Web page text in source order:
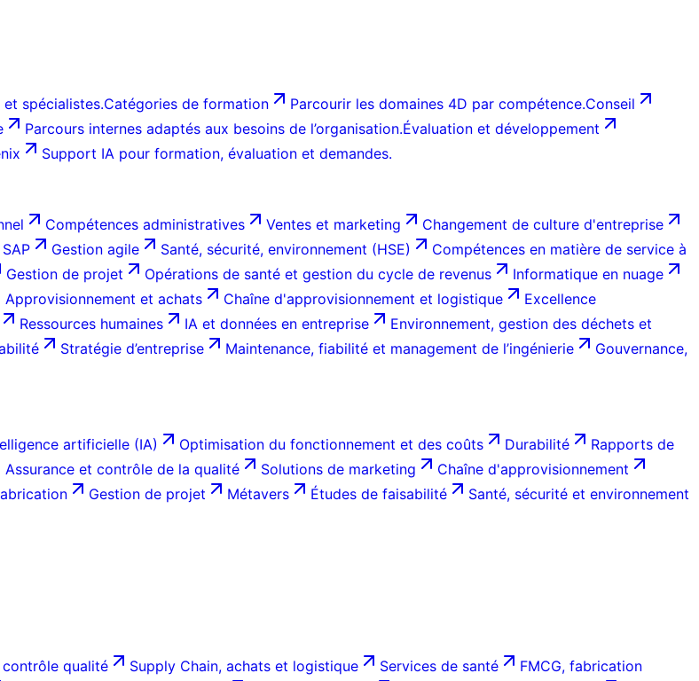
spécialistes.Catégories de formation Parcourir les domaines 4D par compétence.Conseil
Parcours internes adaptés aux besoins de l’organisation.Évaluation et développement
Support IA pour formation, évaluation et demandes.
Compétences administratives Ventes et marketing
Changement de culture d'entreprise
SAP Gestion agile Santé, sécurité, environnement (HSE)
Compétences en matière de service à
Gestion de projet Opérations de santé et gestion du cycle de revenus
Informatique en nuage
Approvisionnement et achats Chaîne d'approvisionnement et logistique
Excellence
Ressources humaines IA et données en entreprise
Environnement, gestion des déchets et
Stratégie d’entreprise Maintenance, fiabilité et management de l’ingénierie
Gouvernance,
artificielle (IA) Optimisation du fonctionnement et des coûts Durabilité
Rapports de
Assurance et contrôle de la qualité Solutions de marketing
Chaîne d'approvisionnement
Gestion de projet Métavers Études de faisabilité
Santé, sécurité et environnement
qualité Supply Chain, achats et logistique Services de santé
FMCG, fabrication